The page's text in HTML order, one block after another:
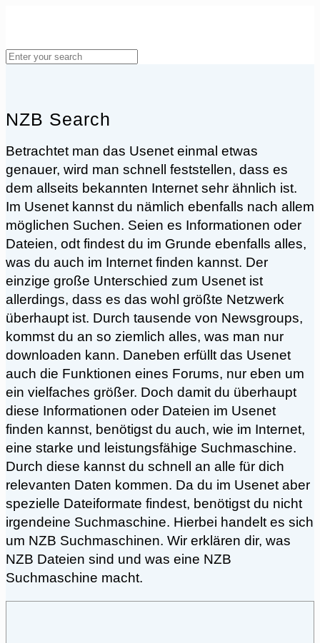
NZB Search
Betrachtet man das Usenet einmal etwas
genauer, wird man schnell feststellen, dass es
dem allseits bekannten Internet sehr ähnlich ist.
Im Usenet kannst du nämlich ebenfalls nach allem
möglichen Suchen. Seien es Informationen oder
Dateien, odt findest du im Grunde ebenfalls alles,
was du auch im Internet finden kannst. Der
einzige große Unterschied zum Usenet ist
allerdings, dass es das wohl größte Netzwerk
überhaupt ist. Durch tausende von Newsgroups,
kommst du an so ziemlich alles, was man nur
downloaden kann. Daneben erfüllt das Usenet
auch die Funktionen eines Forums, nur eben um
ein vielfaches größer. Doch damit du überhaupt
diese Informationen oder Dateien im Usenet
finden kannst, benötigst du auch, wie im Internet,
eine starke und leistungsfähige Suchmaschine.
Durch diese kannst du schnell an alle für dich
relevanten Daten kommen. Da du im Usenet aber
spezielle Dateiformate findest, benötigst du nicht
irgendeine Suchmaschine. Hierbei handelt es sich
um NZB Suchmaschinen. Wir erklären dir, was
NZB Dateien sind und was eine NZB
Suchmaschine macht.